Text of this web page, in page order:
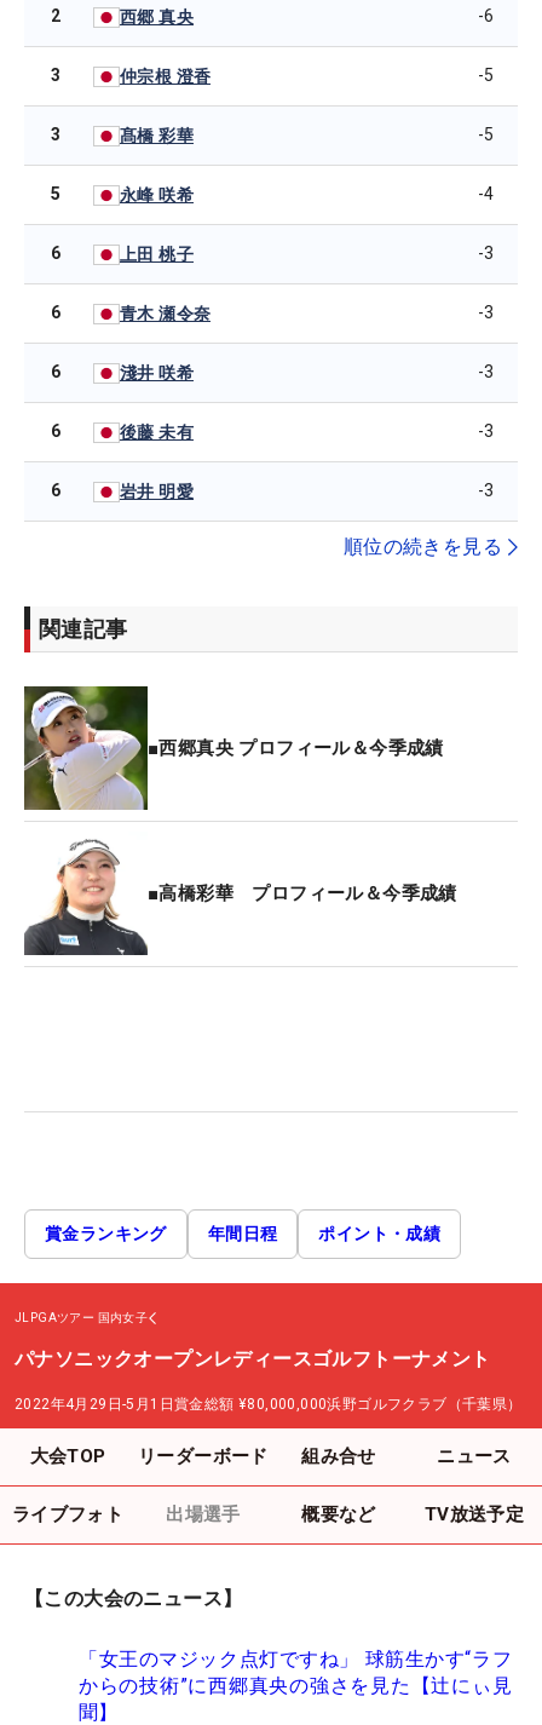
2 西郷 真央 -6
3 仲宗根 澄香 -5
3 髙橋 彩華 -5
5 永峰 咲希 -4
6 上田 桃子 -3
6 青木 瀬令奈 -3
6 淺井 咲希 -3
6 後藤 未有 -3
6 岩井 明愛 -3
順位の続きを見る
関連記事
■西郷真央 プロフィール＆今季成績
■高橋彩華 プロフィール＆今季成績
賞金ランキング 年間日程 ポイント・成績
JLPGAツアー 国内女子
パナソニックオープンレディースゴルフトーナメント
2022年4月29日-5月1日賞金総額 ¥80,000,000浜野ゴルフクラブ（千葉県）
大会TOP リーダーボード 組み合せ ニュース
ライブフォト 出場選手 概要など TV放送予定
【この大会のニュース】
「女王のマジック点灯ですね」 球筋生かす“ラフ
からの技術”に西郷真央の強さを見た【辻にぃ見
聞】